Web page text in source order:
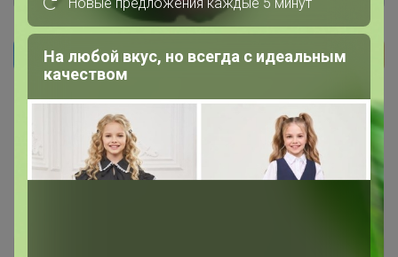
Реклама
Новые предложения каждые 5 минут
На любой вкус, но всегда с идеальным
качеством